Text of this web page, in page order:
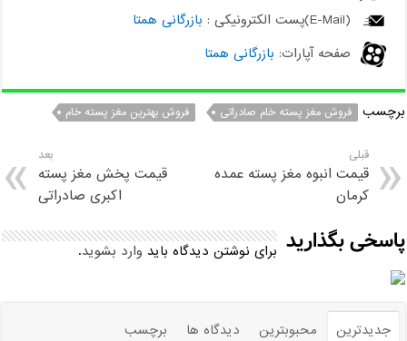
(E-Mail)پست الکترونیکی :
بازرگانی همتا
صفحه آپارات: بازرگانی همتا
برچسب فروش مغز پسته خام صادراتی فروش بهترین مغز پسته خام
قبلی
قیمت انبوه مغز پسته عمده
کرمان
بعد
قیمت پخش مغز پسته
اکبری صادراتی
پاسخی بگذارید برای نوشتن دیدگاه باید وارد بشوید.
جدیدترین محبوبترین دیدگاه ها برچسب